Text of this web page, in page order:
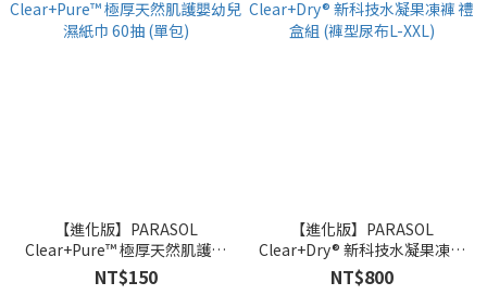
【進化版】PARASOL
Clear+Pure™ 極厚天然肌護嬰
幼兒濕紙巾 60抽 (單包)
NT$150
【進化版】PARASOL
Clear+Dry® 新科技水凝果凍褲
禮盒組 (褲型尿布L-XXL)
NT$800